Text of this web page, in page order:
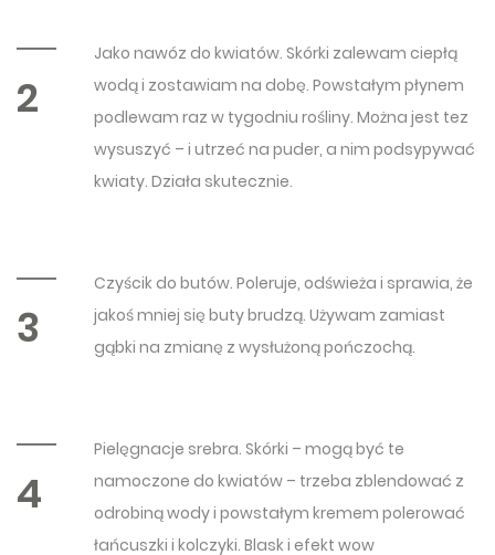
2
Jako nawóz do kwiatów. Skórki zalewam ciepłą
wodą i zostawiam na dobę. Powstałym płynem
podlewam raz w tygodniu rośliny. Można jest tez
wysuszyć – i utrzeć na puder, a nim podsypywać
kwiaty. Działa skutecznie.
3
Czyścik do butów. Poleruje, odświeża i sprawia, że
jakoś mniej się buty brudzą. Używam zamiast
gąbki na zmianę z wysłużoną pończochą.
4
Pielęgnacje srebra. Skórki – mogą być te
namoczone do kwiatów – trzeba zblendować z
odrobiną wody i powstałym kremem polerować
łańcuszki i kolczyki. Blask i efekt wow